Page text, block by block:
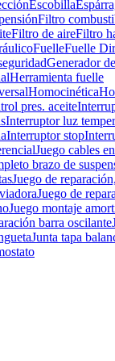
Escobilla
Filtro
Filtro de aireFiltro
FuelleFuelle
Generador
Herramienta fuelle
Homocinética
pres. aceite
Interruptor luz
Interruptor stop
Juego cables
brazo de
Juego de
Juego de
Juego montaje
barra oscilante
Junta tapa